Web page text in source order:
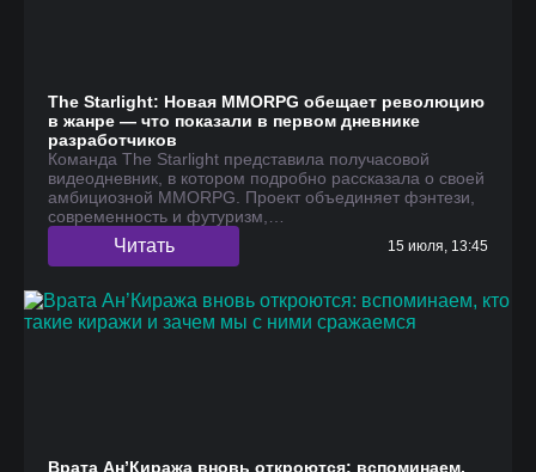
The Starlight: Новая MMORPG обещает революцию
в жанре — что показали в первом дневнике
разработчиков
Команда The Starlight представила получасовой
видеодневник, в котором подробно рассказала о своей
амбициозной MMORPG. Проект объединяет фэнтези,
современность и футуризм,…
Читать 15 июля, 13:45
Врата Ан’Киража вновь откроются: вспоминаем,